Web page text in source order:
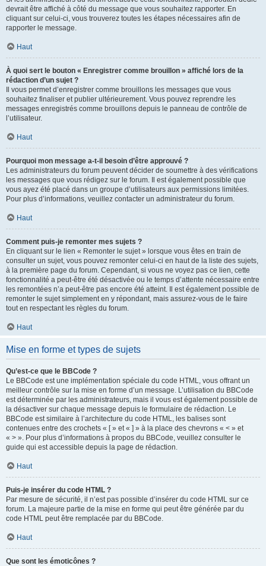
devrait être affiché à côté du message que vous souhaitez rapporter. En
cliquant sur celui-ci, vous trouverez toutes les étapes nécessaires afin de
rapporter le message.
Haut
À quoi sert le bouton « Enregistrer comme brouillon » affiché lors de la
rédaction d’un sujet ?
Il vous permet d’enregistrer comme brouillons les messages que vous
souhaitez finaliser et publier ultérieurement. Vous pouvez reprendre les
messages enregistrés comme brouillons depuis le panneau de contrôle de
l’utilisateur.
Haut
Pourquoi mon message a-t-il besoin d’être approuvé ?
Les administrateurs du forum peuvent décider de soumettre à des vérifications
les messages que vous rédigez sur le forum. Il est également possible que
vous ayez été placé dans un groupe d’utilisateurs aux permissions limitées.
Pour plus d’informations, veuillez contacter un administrateur du forum.
Haut
Comment puis-je remonter mes sujets ?
En cliquant sur le lien « Remonter le sujet » lorsque vous êtes en train de
consulter un sujet, vous pouvez remonter celui-ci en haut de la liste des sujets,
à la première page du forum. Cependant, si vous ne voyez pas ce lien, cette
fonctionnalité a peut-être été désactivée ou le temps d’attente nécessaire entre
les remontées n’a peut-être pas encore été atteint. Il est également possible de
remonter le sujet simplement en y répondant, mais assurez-vous de le faire
tout en respectant les règles du forum.
Haut
Mise en forme et types de sujets
Qu’est-ce que le BBCode ?
Le BBCode est une implémentation spéciale du code HTML, vous offrant un
meilleur contrôle sur la mise en forme d’un message. L’utilisation du BBCode
est déterminée par les administrateurs, mais il vous est également possible de
la désactiver sur chaque message depuis le formulaire de rédaction. Le
BBCode est similaire à l’architecture du code HTML, les balises sont
contenues entre des crochets « [ » et « ] » à la place des chevrons « < » et
« > ». Pour plus d’informations à propos du BBCode, veuillez consulter le
guide qui est accessible depuis la page de rédaction.
Haut
Puis-je insérer du code HTML ?
Par mesure de sécurité, il n’est pas possible d’insérer du code HTML sur ce
forum. La majeure partie de la mise en forme qui peut être générée par du
code HTML peut être remplacée par du BBCode.
Haut
Que sont les émoticônes ?